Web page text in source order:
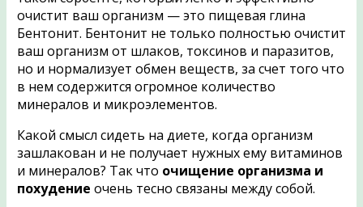
очистит ваш организм — это пищевая глина
Бентонит. Бентонит не только полностью очистит
ваш организм от шлаков, токсинов и паразитов,
но и нормализует обмен веществ, за счет того что
в нем содержится огромное количество
минералов и микроэлементов.
Какой смысл сидеть на диете, когда организм
зашлакован и не получает нужных ему витаминов
и минералов? Так что очищение организма и
похудение очень тесно связаны между собой.